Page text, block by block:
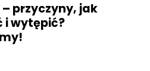
przyczyny, jak
i wytępić?